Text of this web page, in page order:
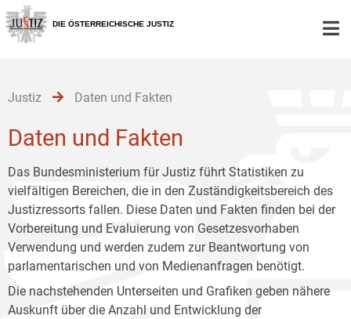
Zur
Hauptnavigation
[1]
Zum
Inhalt
[2]
Zum
Untermenü
[3]
DIE ÖSTERREICHISCHE JUSTIZ
Justiz Daten und Fakten
Daten und Fakten
Das Bundesministerium für Justiz führt Statistiken zu
vielfältigen Bereichen, die in den Zuständigkeitsbereich des
Justizressorts fallen. Diese Daten und Fakten finden bei der
Vorbereitung und Evaluierung von Gesetzesvorhaben
Verwendung und werden zudem zur Beantwortung von
parlamentarischen und von Medienanfragen benötigt.
Die nachstehenden Unterseiten und Grafiken geben nähere
Auskunft über die Anzahl und Entwicklung der